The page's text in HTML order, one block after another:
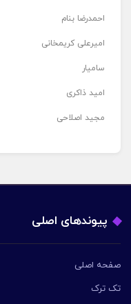
احمدرضا بنام
امیرعلی کریمخانی
سامیار
امید ذاکری
مجید اصلاحی
پیوندهای اصلی
صفحه اصلی
تک ترک